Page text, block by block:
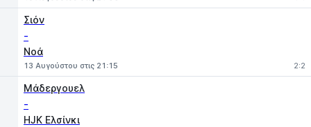
Σιόν
-
Νοά
13 Αυγούστου στις 21:15 2:2
Μάδεργουελ
-
HJK Ελσίνκι